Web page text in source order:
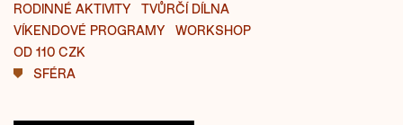
RODINNÉ AKTIVITY
TVŮRČÍ DÍLNA
VÍKENDOVÉ PROGRAMY
WORKSHOP
OD 110 CZK
SFÉRA